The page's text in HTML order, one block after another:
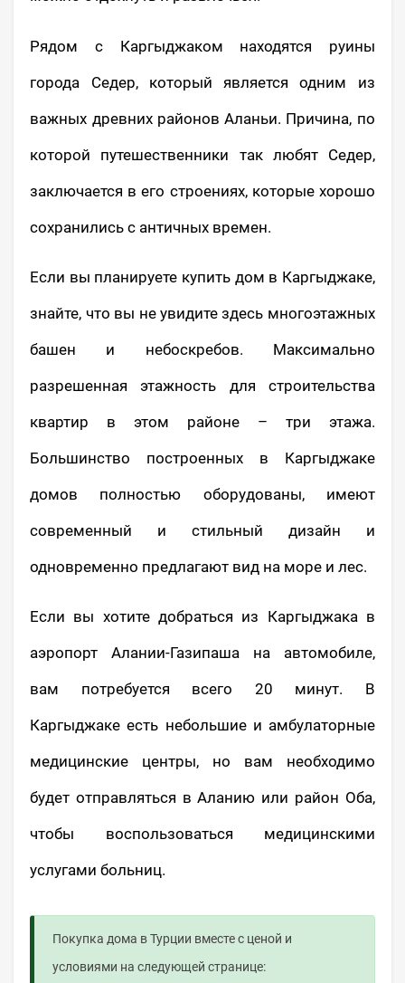
Рядом с Каргыджаком находятся руины
города Седер, который является одним из
важных древних районов Аланьи. Причина, по
которой путешественники так любят Седер,
заключается в его строениях, которые хорошо
сохранились с античных времен.
Если вы планируете купить дом в Каргыджаке,
знайте, что вы не увидите здесь многоэтажных
башен и небоскребов. Максимально
разрешенная этажность для строительства
квартир в этом районе – три этажа.
Большинство построенных в Каргыджаке
домов полностью оборудованы, имеют
современный и стильный дизайн и
одновременно предлагают вид на море и лес.
Если вы хотите добраться из Каргыджака в
аэропорт Алании-Газипаша на автомобиле,
вам потребуется всего 20 минут. В
Каргыджаке есть небольшие и амбулаторные
медицинские центры, но вам необходимо
будет отправляться в Аланию или район Оба,
чтобы воспользоваться медицинскими
услугами больниц.
Покупка дома в Турции вместе с ценой и
условиями на следующей странице: